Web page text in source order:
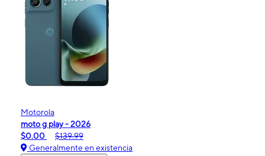
Motorola
moto g play - 2026
$0.00
$139.99
Generalmente en existencia